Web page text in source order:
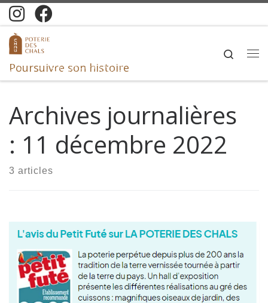
Skip to content
Poursuivre son histoire
Search
Archives journalières
: 11 décembre 2022
3 articles